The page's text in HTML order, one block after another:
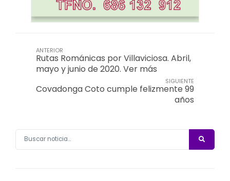
ANTERIOR
Rutas Románicas por Villaviciosa. Abril,
mayo y junio de 2020. Ver más
SIGUIENTE
Covadonga Coto cumple felizmente 99
años